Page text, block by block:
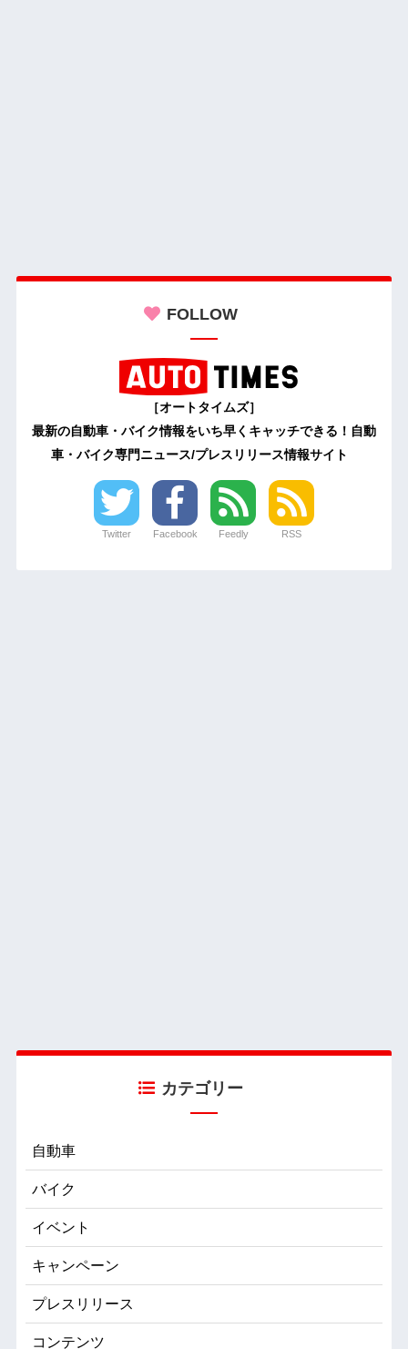
FOLLOW
［オートタイムズ］
最新の自動車・バイク情報をいち早くキャッチできる！自動
車・バイク専門ニュース/プレスリリース情報サイト
Twitter Facebook Feedly RSS
カテゴリー
自動車
バイク
イベント
キャンペーン
プレスリリース
コンテンツ